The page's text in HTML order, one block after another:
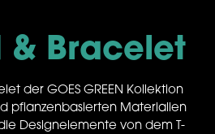
& Bracelet
der GOES GREEN Kollektion
pflanzenbasierten Materialien
Designelemente von dem T-